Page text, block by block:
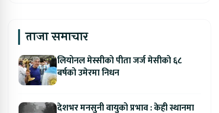
ताजा समाचार
लियोनल मेस्सीको पीता जर्ज मेसीको ६८
बर्षको उमेरमा निधन
देशभर मनसुनी वायुको प्रभाव : केही स्थानमा